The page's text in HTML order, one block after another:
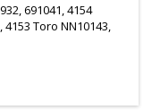
691041, 4154
Toro NN10143,